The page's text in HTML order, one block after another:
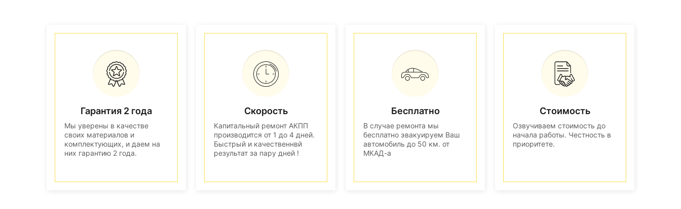
Гарантия 2 года
Мы уверены в качестве
своих материалов и
комплектующих, и даем на
них гарантию 2 года.
Скорость
Капитальный ремонт АКПП
производится от 1 до 4 дней.
Быстрый и качественнвй
результат за пару дней !
Бесплатно
В случае ремонта мы
бесплатно эвакуируем Ваш
автомобиль до 50 км. от
МКАД-а
Стоимость
Озвучиваем стоимость до
начала работы. Честность в
приоритете.